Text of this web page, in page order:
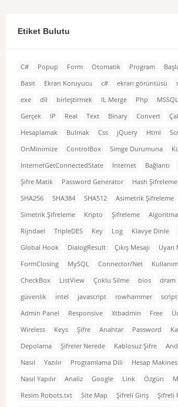
Etiket Bulutu
C# Popup Form Otomatik Program
Basit
Ekran Koruyucu c# ekran görüntüsü
exe
dll birleştirmek IL Merge Php
Gerçek
IP Real Text Binary Convert
Hesaplamak
Bulmak Css jQuery Html
OnMinimize
ControlBox Simge Durumuna
InternetGetConnectedState
İnternet Bağlantı
Şifre Matik
Password Generator Hash Şifreleme
SHA256
SHA384 SHA512 Asimetrik Şifreleme
Simetrik Şifreleme
Kripto Şifreleme Algoritma
Rijndael
TripleDES Key Log Klavye Dinle
Global Hook
DialogResult Çıkış Mesajı
Uyarı
FormClosing
MySQL Connector/Net Kullanım
CheckBox
ListView Çoklu Silme bios dram
güvenlik
intel javascript rowhammer script
Admin Panel
Responsive Xtbadmin Free
Wireless
Keys Şifre Anahtar Password
Depolama
Şifreler Nerede Kablosuz Şifre
Nasıl
Yazılır Programlama Dili Hesap Makinesi
Nasıl Yapılır
Analiz Google Link Özgün
Resim Robots.txt
Site Map Şifreli Giriş Şifreli